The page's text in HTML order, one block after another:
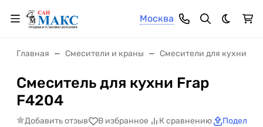
Москва
Темная
Главная Смесители и краны Смесители для кухни
Смеситель для кухни Frap
F4204
Добавить отзыв В избранное К сравнению